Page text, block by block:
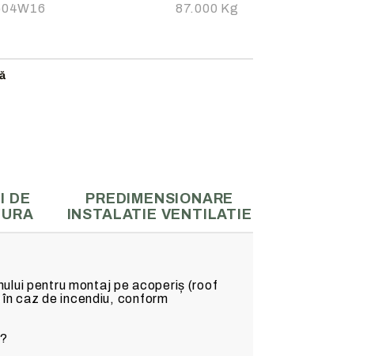
87.000 Kg
DE
PREDIMENSIONARE
INSTALATIE VENTILATIE
pentru montaj pe acoperiș (roof
caz de incendiu, conform